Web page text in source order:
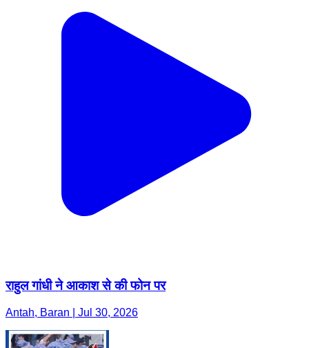
राहुल गांधी ने आकाश से की फोन पर
Antah, Baran | Jul 30, 2026